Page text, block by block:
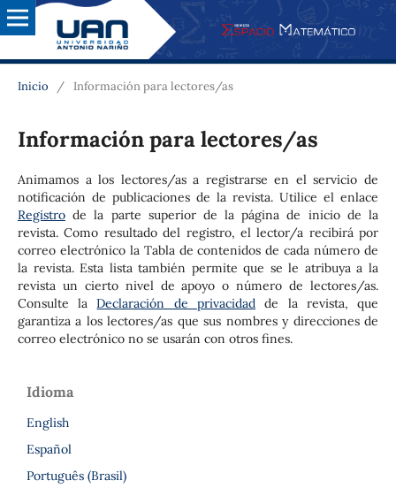
Inicio / Información para lectores/as
Información para lectores/as
Animamos a los lectores/as a registrarse en el servicio de
notificación de publicaciones de la revista. Utilice el enlace
Registrode la parte superior de la página de inicio de la
revista. Como resultado del registro, el lector/a recibirá por
correo electrónico la Tabla de contenidos de cada número de
la revista. Esta lista también permite que se le atribuya a la
revista un cierto nivel de apoyo o número de lectores/as.
Consulte laDeclaración de privacidad de la revista, que
garantiza a los lectores/as que sus nombres y direcciones de
correo electrónico no se usarán con otros fines.
Idioma
English
Español
Português (Brasil)